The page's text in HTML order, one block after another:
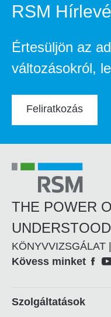
RSM
Értesüljön az
változásokról,
Feliratkozás
THE POWER
UNDERSTOOD
KÖNYVVIZSGÁLAT
Social
Kövess minket
Footer
Szolgáltatások